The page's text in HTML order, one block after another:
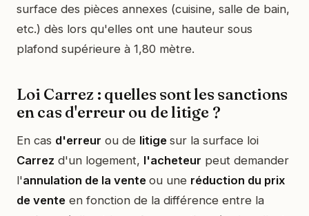
surface des pièces annexes (cuisine, salle de bain,
etc.) dès lors qu'elles ont une hauteur sous
plafond supérieure à 1,80 mètre.
Loi Carrez : quelles sont les sanctions
en cas d'erreur ou de litige ?
En cas d'erreur ou de litige sur la surface loi
Carrez d'un logement, l'acheteur peut demander
l'annulation de la vente ou une réduction du prix
de vente en fonction de la différence entre la